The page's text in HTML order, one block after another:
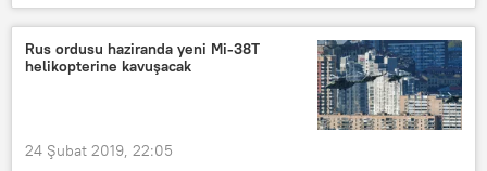
DÜNYA
Haberler
Suriye
Lazkiye
Ateşkes ihlali
Rus ordusu haziranda yeni Mi-38T
helikopterine kavuşacak
24 Şubat 2019, 22:05